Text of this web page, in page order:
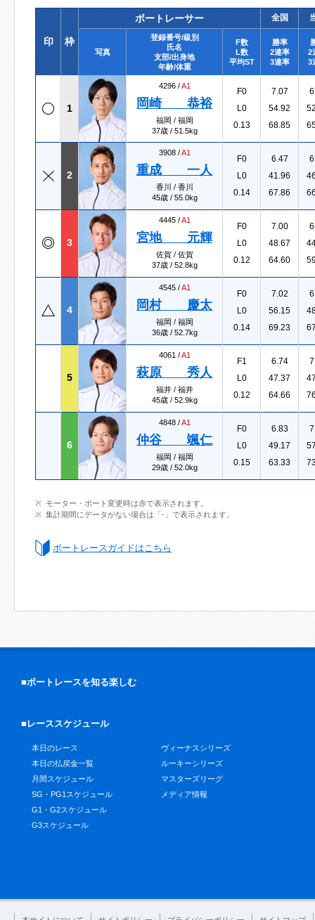
印 枠
ボートレーサー 全国
写真
登録番号/級別
氏名
支部/出身地
年齢/体重
F数
L数
平均ST
勝率
2連率
3連率
2
3
1
4296 /A1
岡崎 恭裕
福岡 / 福岡
37歳 / 51.5kg
F0
L0
0.13
7.07
54.92
68.85
2
3908 /A1
重成 一人
香川 / 香川
45歳 / 55.0kg
F0
L0
0.14
6.47
41.96
67.86
3
4445 /A1
宮地 元輝
佐賀 / 佐賀
37歳 / 52.8kg
F0
L0
0.12
7.00
48.67
64.60
4
4545 /A1
岡村 慶太
福岡 / 福岡
36歳 / 52.7kg
F0
L0
0.14
7.02
56.15
69.23
5
4061 /A1
萩原 秀人
福井 / 福井
45歳 / 52.9kg
F1
L0
0.12
6.74
47.37
64.66
6
4848 /A1
仲谷 颯仁
福岡 / 福岡
29歳 / 52.0kg
F0
L0
0.15
6.83
49.17
63.33
モーター・ボート変更時は赤で表示されます。
集計期間にデータがない場合は「-」で表示されます。
ボートレースガイドはこちら
■ボートレースを知る楽しむ
■レーススケジュール
本日のレース
本日の払戻金一覧
月間スケジュール
SG・PG1スケジュール
G1・G2スケジュール
G3スケジュール
ヴィーナスシリーズ
ルーキーシリーズ
マスターズリーグ
メディア情報